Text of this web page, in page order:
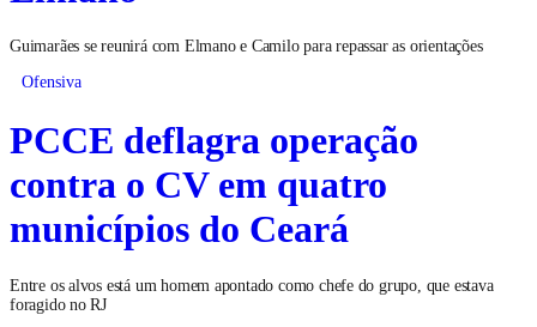
Guimarães se reunirá com Elmano e Camilo para repassar as orientações
Ofensiva
PCCE deflagra operação
contra o CV em quatro
municípios do Ceará
Entre os alvos está um homem apontado como chefe do grupo, que estava
foragido no RJ